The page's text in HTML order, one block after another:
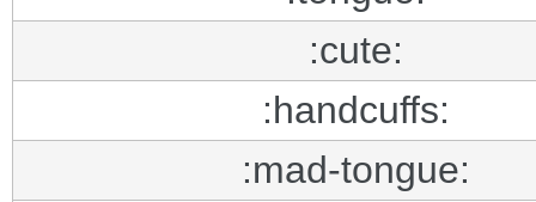
:cute:
:handcuffs:
:mad-tongue: